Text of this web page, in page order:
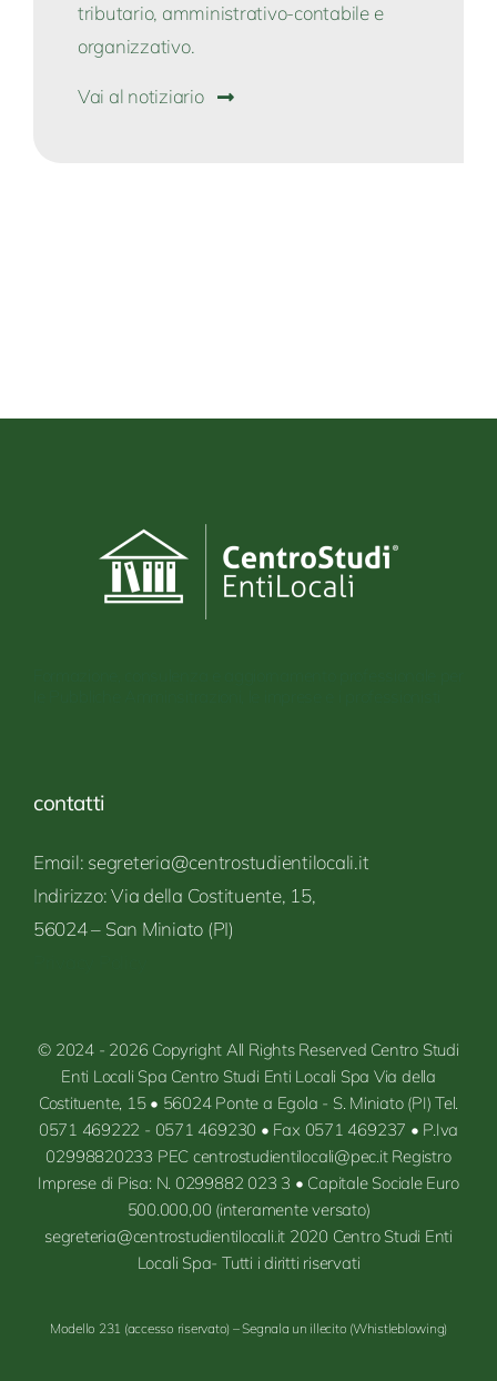
tributario, amministrativo-contabile e
organizzativo.
Vai al notiziario
contatti
Email: segreteria@centrostudientilocali.it
Indirizzo: Via della Costituente, 15,
56024 – San Miniato (PI)
© 2024 - 2026 Copyright All Rights Reserved Centro Studi
Enti Locali Spa Centro Studi Enti Locali Spa Via della
Costituente, 15 • 56024 Ponte a Egola - S. Miniato (PI) Tel.
0571 469222 - 0571 469230 • Fax 0571 469237 • P.Iva
02998820233 PEC centrostudientilocali@pec.it Registro
Imprese di Pisa: N. 0299882 023 3 • Capitale Sociale Euro
500.000,00 (interamente versato)
segreteria@centrostudientilocali.it 2020 Centro Studi Enti
Locali Spa- Tutti i diritti riservati
Modello 231 (accesso riservato) –Segnala un illecito (Whistleblowing)